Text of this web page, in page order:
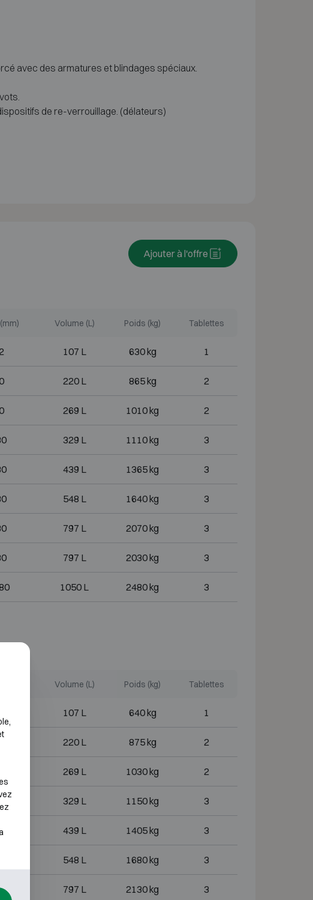
avec des armatures et blindages spéciaux.
de re-verrouillage. (délateurs)
Ajouter à l'offre
Volume (L) Poids (kg) Tablettes
107 L 630 kg 1
220 L 865 kg 2
269 L 1010 kg 2
329 L 1110 kg 3
439 L 1365 kg 3
548 L 1640 kg 3
797 L 2070 kg 3
797 L 2030 kg 3
1050 L 2480 kg 3
Volume (L) Poids (kg) Tablettes
107 L 640 kg 1
220 L 875 kg 2
269 L 1030 kg 2
329 L 1150 kg 3
439 L 1405 kg 3
548 L 1680 kg 3
797 L 2130 kg 3